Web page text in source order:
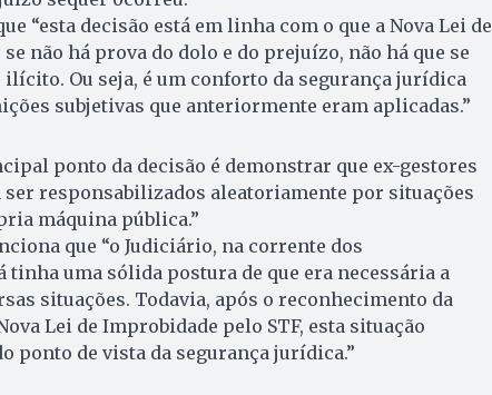
“esta decisão está em linha com o que a Nova Lei de
não há prova do dolo e do prejuízo, não há que se
Ou seja, é um conforto da segurança jurídica
subjetivas que anteriormente eram aplicadas.”
ponto da decisão é demonstrar que ex-gestores
ser responsabilizados aleatoriamente por situações
máquina pública.”
que “o Judiciário, na corrente dos
tinha uma sólida postura de que era necessária a
situações. Todavia, após o reconhecimento da
Lei de Improbidade pelo STF, esta situação
ponto de vista da segurança jurídica.”